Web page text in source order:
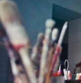
トレンド ワード
おっぱいフェチ